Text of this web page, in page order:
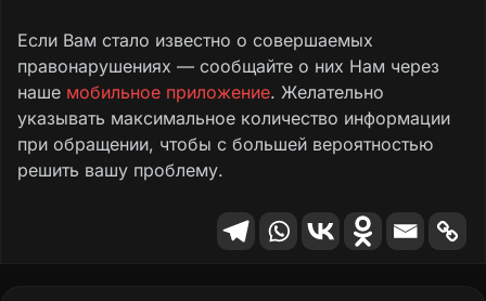
Если Вам стало известно о совершаемых
правонарушениях — сообщайте о них Нам через
наше мобильное приложение. Желательно
указывать максимальное количество информации
при обращении, чтобы с большей вероятностью
решить вашу проблему.